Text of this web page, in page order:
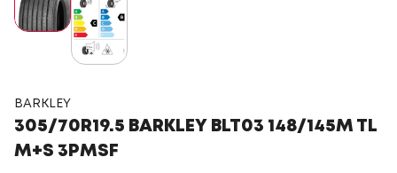
BARKLEY
305/70R19.5 BARKLEY BLT03 148/145M TL
M+S 3PMSF